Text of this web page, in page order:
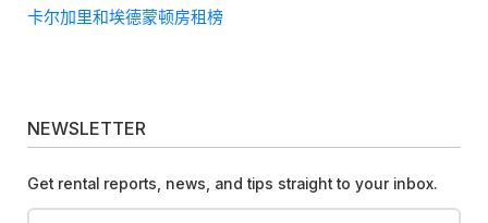
卡尔加里和埃德蒙顿房租榜
NEWSLETTER
Get rental reports, news, and tips straight to your inbox.